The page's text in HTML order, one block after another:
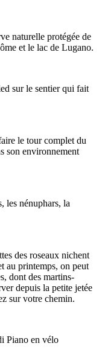
naturelle protégée de
et le lac de Lugano.
sur le sentier qui fait
le tour complet du
son environnement
les nénuphars, la
des roseaux nichent
au printemps, on peut
dont des martins-
depuis la petite jetée
sur votre chemin.
Piano en vélo